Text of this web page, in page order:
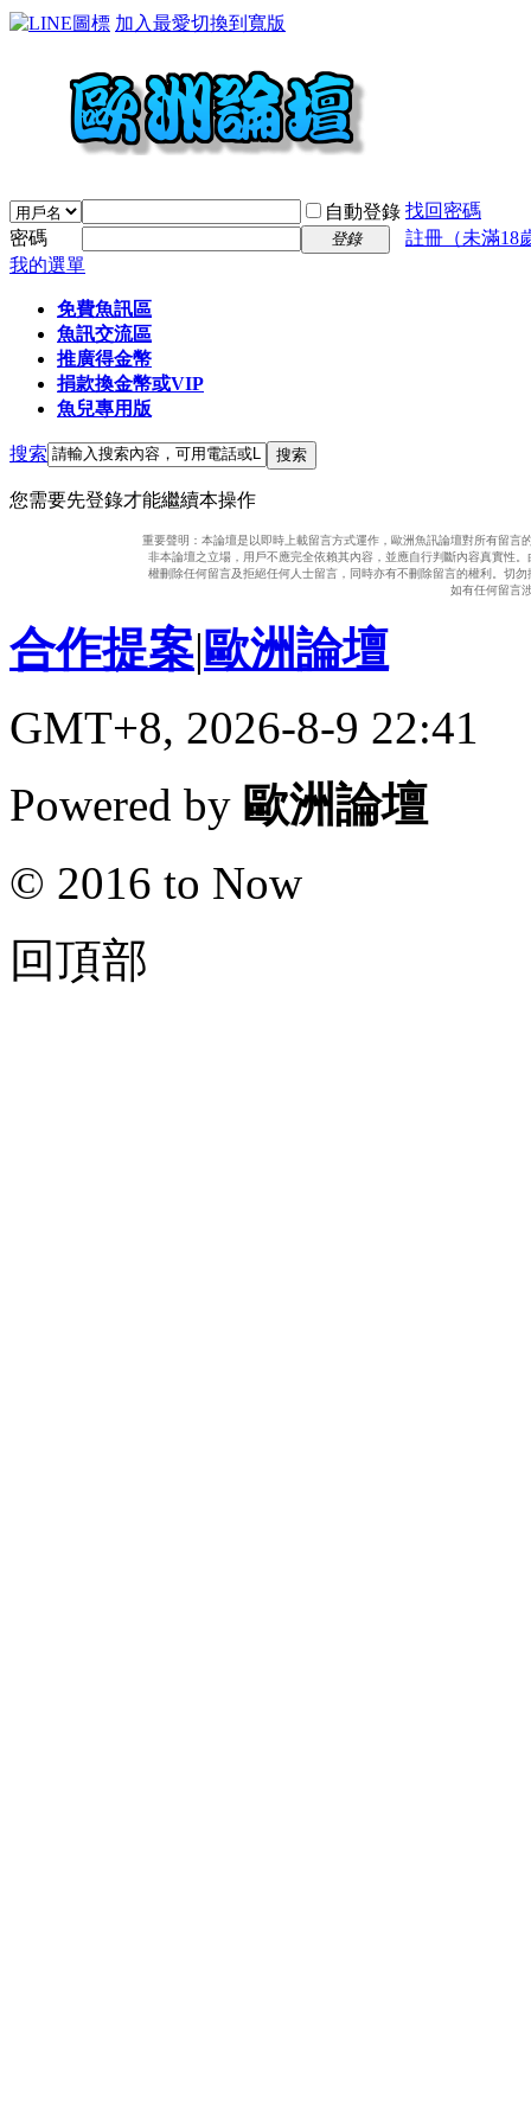
加入最愛切換到寬版
自動登錄 找回密碼
密碼
登錄
註冊（未滿18
我的選單
免費魚訊區
魚訊交流區
推廣得金幣
捐款換金幣或VIP
魚兒專用版
搜索 搜索
您需要先登錄才能繼續本操作
重要聲明：本論壇是以即時上載留言方式運作，歐洲魚訊論壇對所有留
非本論壇之立場，用戶不應完全依賴其內容，並應自行判斷內容真實性
權刪除任何留言及拒絕任何人士留言，同時亦有不刪除留言的權利。切
如有任何留言
合作提案|歐洲論壇
GMT+8, 2026-8-9 22:41
Powered by 歐洲論壇
© 2016 to Now
回頂部